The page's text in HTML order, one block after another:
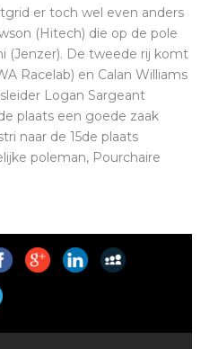
er toch wel even anders
(Hitech) die op de pole
(Jenzer). De tweede rij komt
Racelab) en Calan Williams
Logan Sargeant
plaats een goede zaak
naar de 15de plaats
poleman, Pourchaire